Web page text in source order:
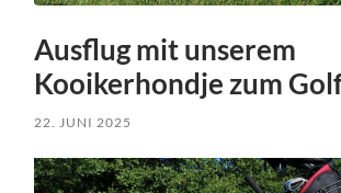
Ausflug mit unserem
Kooikerhondje zum
22. JUNI 2025